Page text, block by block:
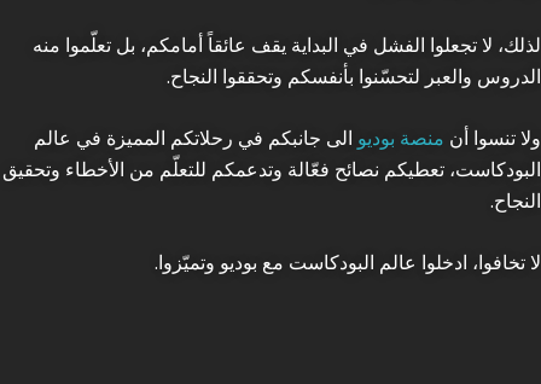
لذلك، لا تجعلوا الفشل في البداية يقف عائقاً أمامكم، بل تعلّموا منه
الدروس والعبر لتحسّنوا بأنفسكم وتحققوا النجاح.
ولا تنسوا أن منصة بوديو الى جانبكم في رحلاتكم المميزة في عالم
البودكاست، تعطيكم نصائح فعّالة وتدعمكم للتعلّم من الأخطاء وتحقيق
النجاح.
لا تخافوا، ادخلوا عالم البودكاست مع بوديو وتميّزوا.